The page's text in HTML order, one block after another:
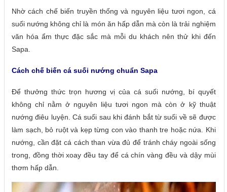
Nhờ cách chế biến truyền thống và nguyên liệu tươi ngon, cá
suối nướng không chỉ là món ăn hấp dẫn mà còn là trải nghiệm
văn hóa ẩm thực đặc sắc mà mỗi du khách nên thử khi đến
Sapa.
Cách chế biến cá suối nướng chuẩn Sapa
Để thưởng thức trọn hương vị của cá suối nướng, bí quyết
không chỉ nằm ở nguyên liệu tươi ngon mà còn ở kỹ thuật
nướng điêu luyện. Cá suối sau khi đánh bắt từ suối về sẽ được
làm sạch, bỏ ruột và kẹp từng con vào thanh tre hoặc nứa. Khi
nướng, cần đặt cá cách than vừa đủ để tránh cháy ngoài sống
trong, đồng thời xoay đều tay để cá chín vàng đều và dậy mùi
thơm hấp dẫn.